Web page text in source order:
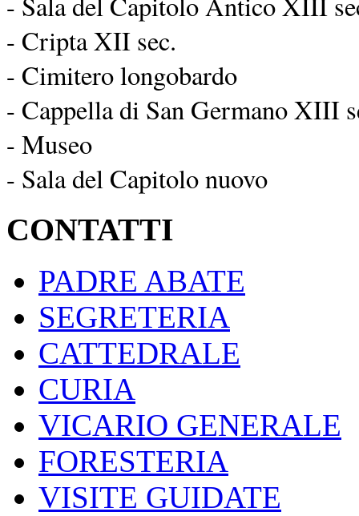
- Cripta XII sec.
- Cimitero longobardo
- Cappella di San Germano XIII
- Museo
- Sala del Capitolo nuovo
CONTATTI
PADRE ABATE
SEGRETERIA
CATTEDRALE
CURIA
VICARIO GENERALE
FORESTERIA
VISITE GUIDATE